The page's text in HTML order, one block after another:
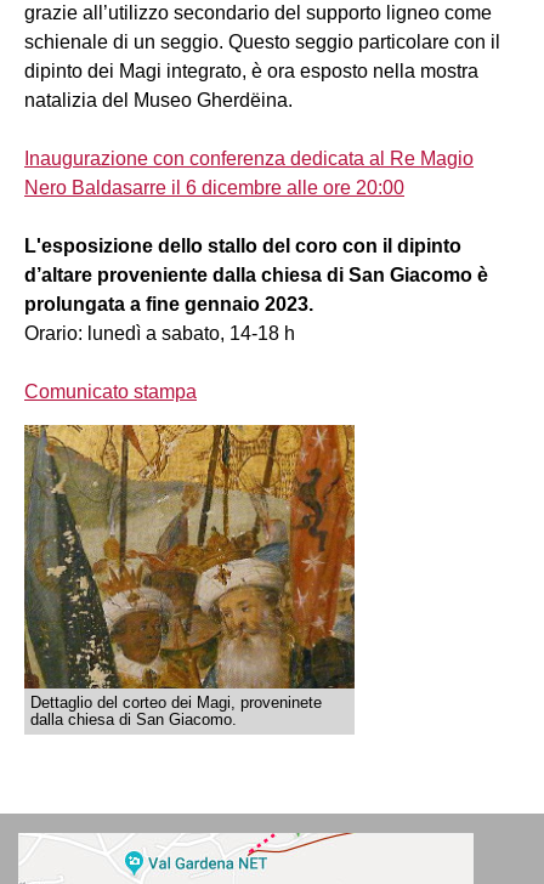
grazie all’utilizzo secondario del supporto ligneo come
schienale di un seggio. Questo seggio particolare con il
dipinto dei Magi integrato, è ora esposto nella mostra
natalizia del Museo Gherdëina.
Inaugurazione con conferenza dedicata al Re Magio
Nero Baldasarre il 6 dicembre alle ore 20:00
L'esposizione dello stallo del coro con il dipinto
d’altare proveniente dalla chiesa di San Giacomo è
prolungata a fine gennaio 2023.
Orario: lunedì a sabato, 14-18 h
Comunicato stampa
Dettaglio del corteo dei Magi, proveninete
dalla chiesa di San Giacomo.